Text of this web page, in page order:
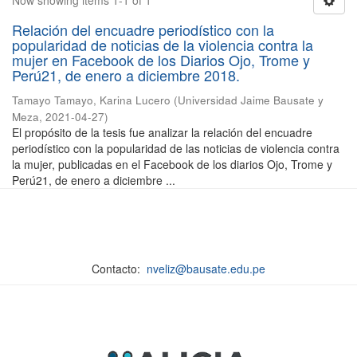
Relación del encuadre periodístico con la
popularidad de noticias de la violencia contra la
mujer en Facebook de los Diarios Ojo, Trome y
Perú21, de enero a diciembre 2018.
Tamayo Tamayo, Karina Lucero (Universidad Jaime Bausate y
Meza, 2021-04-27)
El propósito de la tesis fue analizar la relación del encuadre
periodístico con la popularidad de las noticias de violencia contra
la mujer, publicadas en el Facebook de los diarios Ojo, Trome y
Perú21, de enero a diciembre ...
Contacto: nveliz@bausate.edu.pe